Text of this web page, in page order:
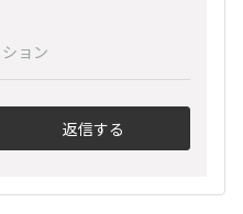
ョン
返信する